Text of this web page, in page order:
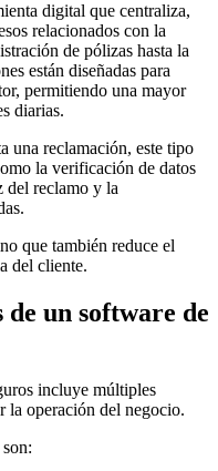
digital que centraliza,
relacionados con la
de pólizas hasta la
están diseñadas para
permitiendo una mayor
diarias.
una reclamación, este tipo
la verificación de datos
del reclamo y la
que también reduce el
del cliente.
de un software de
incluye múltiples
la operación del negocio.